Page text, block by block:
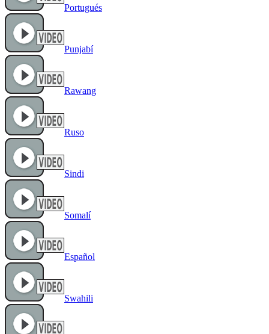
Portugués
Punjabí
Rawang
Ruso
Sindi
Somalí
Español
Swahili